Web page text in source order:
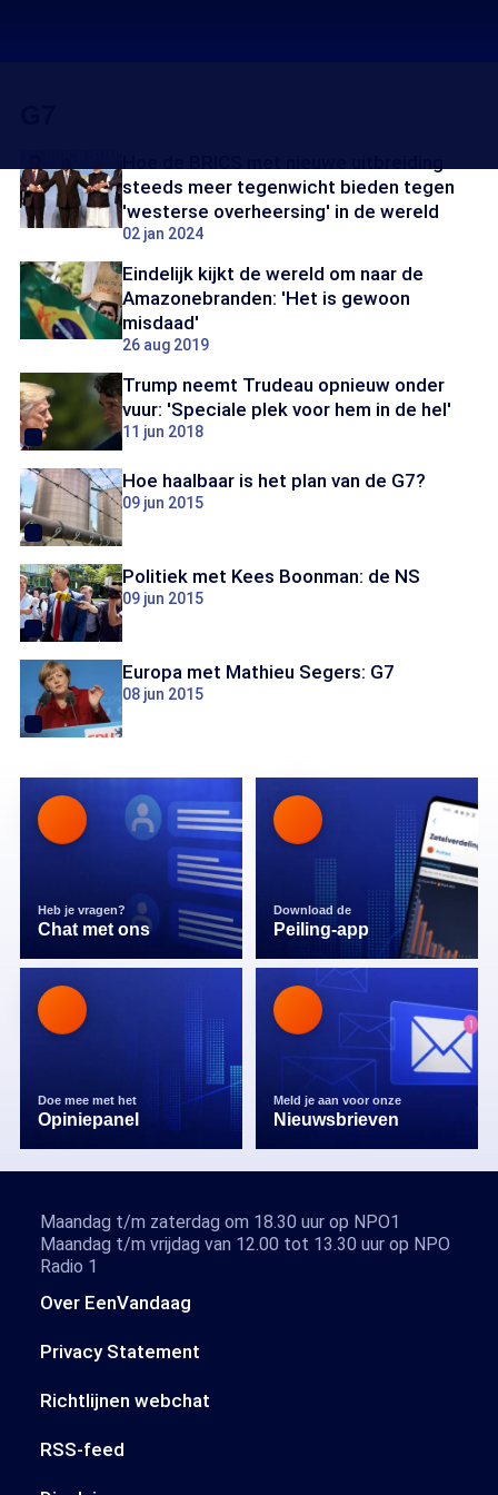
steeds meer tegenwicht bieden tegen
'westerse overheersing' in de wereld
02 jan 2024
Eindelijk kijkt de wereld om naar de
Amazonebranden: 'Het is gewoon
misdaad'
26 aug 2019
Trump neemt Trudeau opnieuw onder
vuur: 'Speciale plek voor hem in de hel'
11 jun 2018
Hoe haalbaar is het plan van de G7?
09 jun 2015
Politiek met Kees Boonman: de NS
09 jun 2015
Europa met Mathieu Segers: G7
08 jun 2015
Heb je vragen?
Chat met ons
Download de
Peiling-app
Doe mee met het
Opiniepanel
Meld je aan voor onze
Nieuwsbrieven
Over EenVandaag
Privacy Statement
Richtlijnen webchat
RSS-feed
Maandag t/m zaterdag om 18.30 uur op NPO1
Maandag t/m vrijdag van 12.00 tot 13.30 uur op NPO
Radio 1